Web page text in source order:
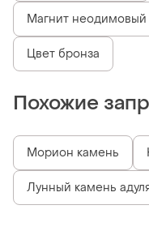
Магнит неодимовый
Цвет бронза
Похожие
Морион камень
Лунный камень